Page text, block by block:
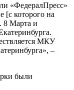
«ФедералПресс»
[с которого на
8 Марта и
МКУ
–
были